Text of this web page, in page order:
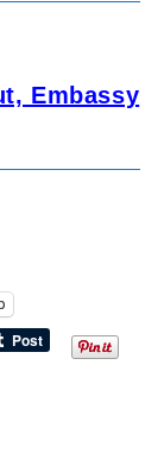
Embassy